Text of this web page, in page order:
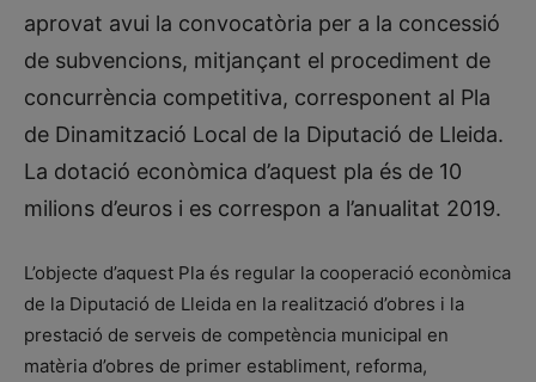
aprovat avui la convocatòria per a la concessió
de subvencions, mitjançant el procediment de
concurrència competitiva, corresponent al Pla
de Dinamització Local de la Diputació de Lleida.
La dotació econòmica d’aquest pla és de 10
milions d’euros i es correspon a l’anualitat 2019.
L’objecte d’aquest Pla és regular la cooperació econòmica
de la Diputació de Lleida en la realització d’obres i la
prestació de serveis de competència municipal en
matèria d’obres de primer establiment, reforma,